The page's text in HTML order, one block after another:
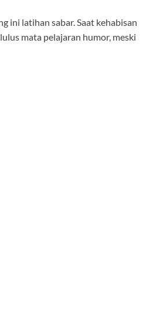
ini latihan sabar. Saat kehabisan
mata pelajaran humor, meski